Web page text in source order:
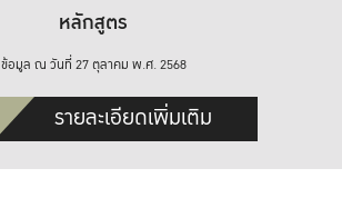
หลักสูตร
ข้อมูล ณ วันที่ 27 ตุลาคม พ.ศ. 2568
รายละเอียดเพิ่มเติม